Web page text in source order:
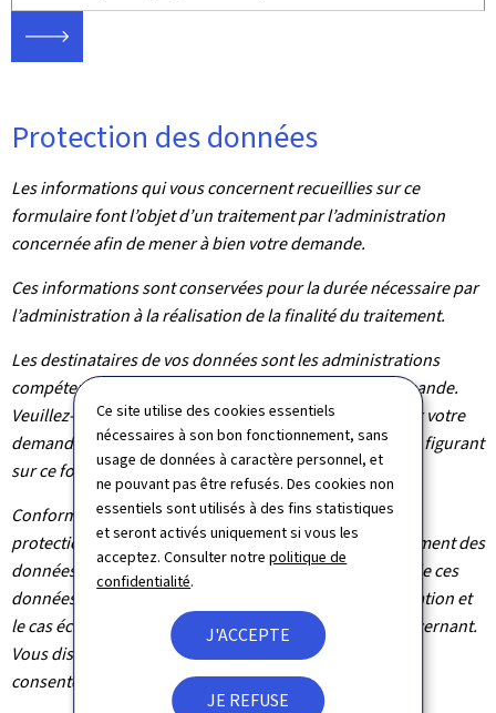
Ce site utilise des cookies essentiels
nécessaires à son bon fonctionnement, sans
usage de données à caractère personnel, et
ne pouvant pas être refusés. Des cookies non
essentiels sont utilisés à des fins statistiques
et seront activés uniquement si vous les
acceptez. Consulter notrepolitique de
confidentialité.
J'ACCEPTE
JE REFUSE
🡒
Protection des données
Les informations qui vous concernent recueillies sur ce
formulaire font l’objet d’un traitement par l’administration
concernée afin de mener à bien votre demande.
Ces informations sont conservées pour la durée nécessaire par
l’administration à la réalisation de la finalité du traitement.
Les destinataires de vos données sont les administrations
compétentes dans le cadre du traitement de votre demande.
Veuillez-vous adresser à l’administration concernée par votre
demande pour connaître les destinataires des données figurant
sur ce formulaire.
Conformément au règlement (UE) 2016/679 relatif à la
protection des personnes physiques à l'égard du traitement des
données à caractère personnel et à la libre circulation de ces
données, vous bénéficiez d’un droit d’accès, de rectification et
le cas échéant d’effacement des informations vous concernant.
Vous disposez également du droit de retirer votre
consentement à tout moment.